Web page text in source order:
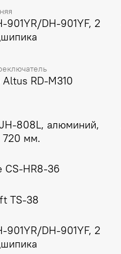
901YR/DH-901YF, 2
RD-M310
808L, алюминий,
720 мм.
CS-HR8-36
TS-38
901YR/DH-901YF, 2